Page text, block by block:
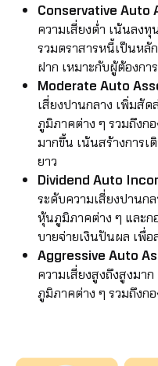
Conservative Auto
ความเสี่ยงต่ำ เน้นลง
รวมตราสารหนี้เป็นหลั
ฝาก เหมาะกับผู้ต้องก
Moderate Auto
เสี่ยงปานกลาง เพิ่มสั
ภูมิภาคต่าง ๆ รวมถึงก
มากขึ้น เน้นสร้างการ
ยาว
Dividend Auto
ระดับความเสี่ยงปานก
หุ้นภูมิภาคต่าง ๆ และ
บายจ่ายเงินปันผล เพื่อ
Aggressive Auto
ความเสี่ยงสูงถึงสูงมา
ภูมิภาคต่าง ๆ รวมถึงก